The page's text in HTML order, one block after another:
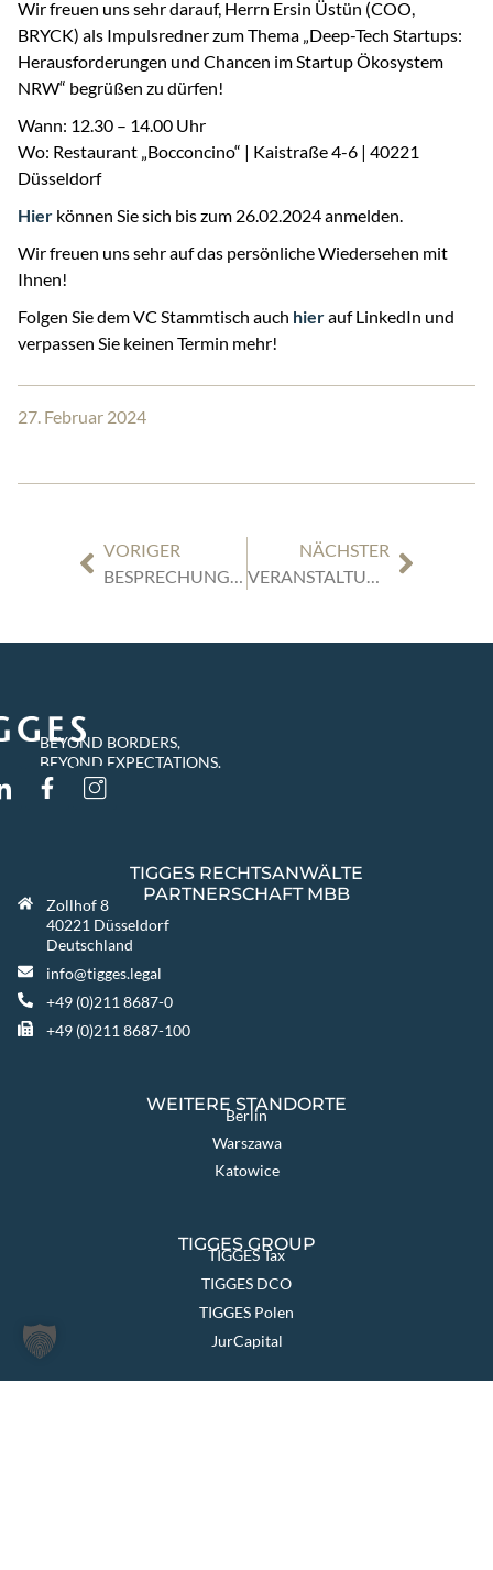
Wir freuen uns sehr darauf, Herrn Ersin Üstün (COO,
BRYCK) als Impulsredner zum Thema „Deep-Tech Startups:
Herausforderungen und Chancen im Startup Ökosystem
NRW“ begrüßen zu dürfen!
Wann: 12.30 – 14.00 Uhr
Wo: Restaurant „Bocconcino“ | Kaistraße 4-6 | 40221
Düsseldorf
Hier können Sie sich bis zum 26.02.2024 anmelden.
Wir freuen uns sehr auf das persönliche Wiedersehen mit
Ihnen!
Folgen Sie dem VC Stammtisch auch hierauf LinkedIn und
verpassen Sie keinen Termin mehr!
27. Februar 2024
VORIGER
BESPRECHUNGEN ZU AKTUELLEN URTEILEN VON MICAELA SCHORK, LL.M. UND PATRICK J. KAATZ
NÄCHSTER
VERANSTALTUNG DAMENSALON | MI, 13.03.24 | KEYNOTE: WORTE ALS WAFFE: PRÄVENTIVES KRISENMANAGEMENT FÜR EIN KUGELSICHERES MINDSET BEI FÜHRUNGSKRÄFTEN IM BERUFSALLTAG UND AUF SOCIAL MEDIA
BEYOND BORDERS,
BEYOND EXPECTATIONS.
TIGGES RECHTSANWÄLTE
PARTNERSCHAFT MBB
Zollhof 8
40221 Düsseldorf
Deutschland
info@tigges.legal
+49 (0)211 8687-0
+49 (0)211 8687-100
WEITERE STANDORTE
Berlin
Warszawa
Katowice
TIGGES GROUP
TIGGES Tax
TIGGES DCO
TIGGES Polen
JurCapital